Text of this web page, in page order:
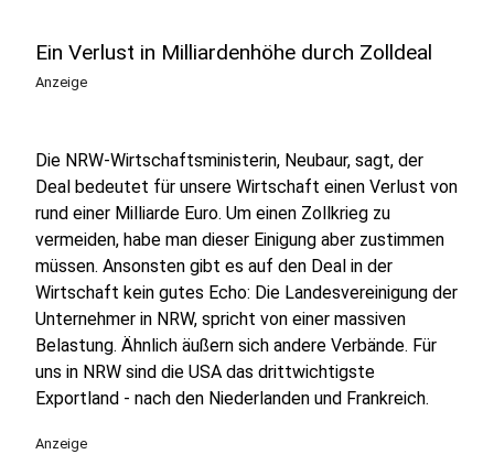
Ein Verlust in Milliardenhöhe durch Zolldeal
Anzeige
Die NRW-Wirtschaftsministerin, Neubaur, sagt, der
Deal bedeutet für unsere Wirtschaft einen Verlust von
rund einer Milliarde Euro. Um einen Zollkrieg zu
vermeiden, habe man dieser Einigung aber zustimmen
müssen. Ansonsten gibt es auf den Deal in der
Wirtschaft kein gutes Echo: Die Landesvereinigung der
Unternehmer in NRW, spricht von einer massiven
Belastung. Ähnlich äußern sich andere Verbände. Für
uns in NRW sind die USA das drittwichtigste
Exportland - nach den Niederlanden und Frankreich.
Anzeige